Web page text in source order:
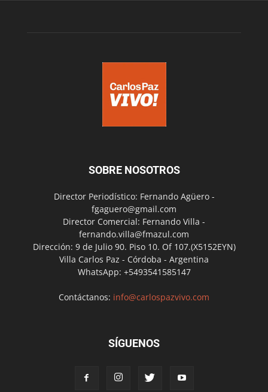
SOBRE NOSOTROS
Director Periodístico: Fernando Agüero -
fgaguero@gmail.com
Director Comercial: Fernando Villa -
fernando.villa@fmazul.com
Dirección: 9 de Julio 90. Piso 10. Of 107.(X5152EYN)
Villa Carlos Paz - Córdoba - Argentina
WhatsApp: +5493541585147
Contáctanos: info@carlospazvivo.com
SÍGUENOS